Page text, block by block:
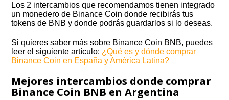
Los 2 intercambios que recomendamos tienen integrado
un monedero de Binance Coin donde recibirás tus
tokens de BNB y donde podrás guardarlos si lo deseas.
Si quieres saber más sobre Binance Coin BNB, puedes
leer el siguiente artículo: ¿Qué es y dónde comprar
Binance Coin en España y América Latina?
Mejores intercambios donde comprar
Binance Coin BNB en Argentina